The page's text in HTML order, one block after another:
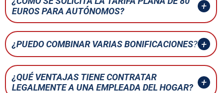
EUROS PARA AUTÓNOMOS?
¿PUEDO COMBINAR VARIAS BONIFICACIONES?
¿QUÉ VENTAJAS TIENE CONTRATAR
LEGALMENTE A UNA EMPLEADA DEL HOGAR?